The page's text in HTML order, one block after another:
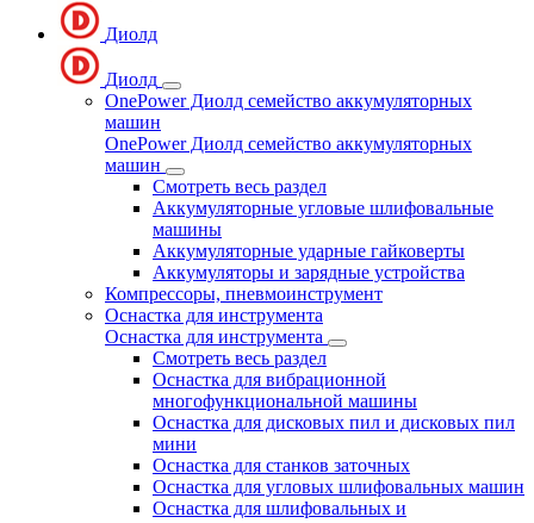
Диолд
Диолд
OnePower Диолд семейство аккумуляторных
машин
OnePower Диолд семейство аккумуляторных
машин
Смотреть весь раздел
Аккумуляторные угловые шлифовальные
машины
Аккумуляторные ударные гайковерты
Аккумуляторы и зарядные устройства
Компрессоры, пневмоинструмент
Оснастка для инструмента
Оснастка для инструмента
Смотреть весь раздел
Оснастка для вибрационной
многофункциональной машины
Оснастка для дисковых пил и дисковых пил
мини
Оснастка для станков заточных
Оснастка для угловых шлифовальных машин
Оснастка для шлифовальных и